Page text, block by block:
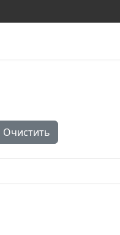
Очистить